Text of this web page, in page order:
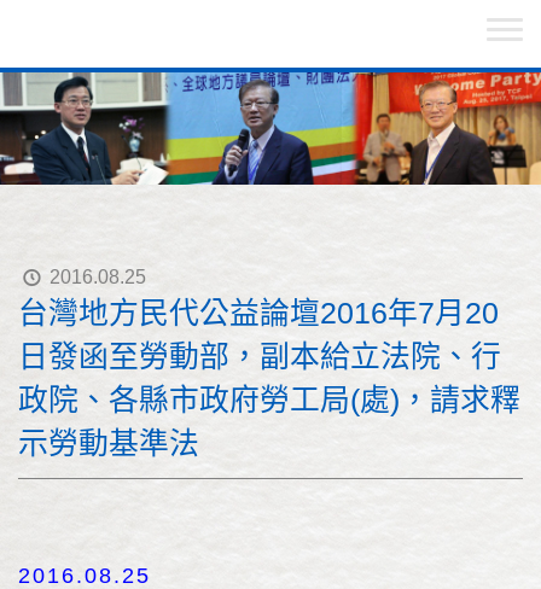
2016.08.25
台灣地方民代公益論壇2016年7月20
日發函至勞動部，副本給立法院、行
政院、各縣市政府勞工局(處)，請求釋
示勞動基準法
2016.08.25